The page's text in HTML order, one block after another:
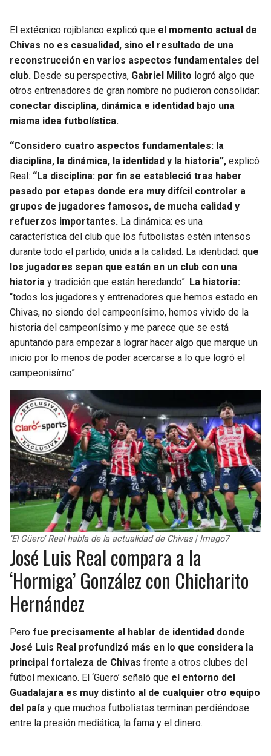
El extécnico rojiblanco explicó que el momento actual de
Chivas no es casualidad, sino el resultado de una
reconstrucción en varios aspectos fundamentales del
club. Desde su perspectiva, Gabriel Milito logró algo que
otros entrenadores de gran nombre no pudieron consolidar:
conectar disciplina, dinámica e identidad bajo una
misma idea futbolística.
“Considero cuatro aspectos fundamentales: la
disciplina, la dinámica, la identidad y la historia”, explicó
Real: “La disciplina: por fin se estableció tras haber
pasado por etapas donde era muy difícil controlar a
grupos de jugadores famosos, de mucha calidad y
refuerzos importantes. La dinámica: es una
característica del club que los futbolistas estén intensos
durante todo el partido, unida a la calidad. La identidad: que
los jugadores sepan que están en un club con una
historia y tradición que están heredando”. La historia:
“todos los jugadores y entrenadores que hemos estado en
Chivas, no siendo del campeonísimo, hemos vivido de la
historia del campeonísimo y me parece que se está
apuntando para empezar a lograr hacer algo que marque un
inicio por lo menos de poder acercarse a lo que logró el
campeonisímo”.
‘El Güero’ Real habla de la actualidad de Chivas | Imago7
José Luis Real compara a la
‘Hormiga’ González con Chicharito
Hernández
Pero fue precisamente al hablar de identidad donde
José Luis Real profundizó más en lo que considera la
principal fortaleza de Chivas frente a otros clubes del
fútbol mexicano. El ‘Güero’ señaló que el entorno del
Guadalajara es muy distinto al de cualquier otro equipo
del país y que muchos futbolistas terminan perdiéndose
entre la presión mediática, la fama y el dinero.